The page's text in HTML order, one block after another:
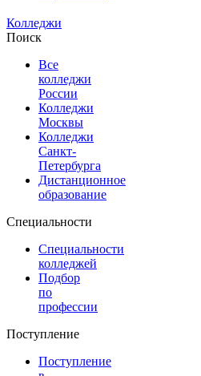
Колледжи
Поиск
Все
колледжи
России
Колледжи
Москвы
Колледжи
Санкт-
Петербурга
Дистанционное
образование
Специальности
Специальности
колледжей
Подбор
по
профессии
Поступление
Поступление